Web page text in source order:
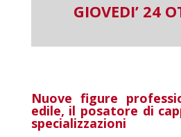
GIOVEDI’ 24
Nuove figure
edile, il posatore di
specializzazioni